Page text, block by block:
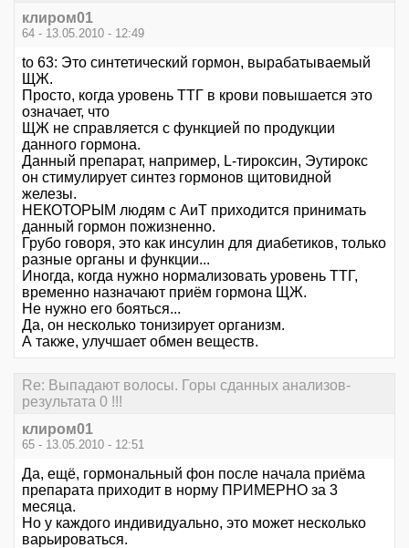
клиром01
64 - 13.05.2010 - 12:49
to 63: Это синтетический гормон, вырабатываемый
ЩЖ.
Просто, когда уровень ТТГ в крови повышается это
означает, что
ЩЖ не справляется с функцией по продукции
данного гормона.
Данный препарат, например, L-тироксин, Эутирокс
он стимулирует синтез гормонов щитовидной
железы.
НЕКОТОРЫМ людям с АиТ приходится принимать
данный гормон пожизненно.
Грубо говоря, это как инсулин для диабетиков, только
разные органы и функции...
Иногда, когда нужно нормализовать уровень ТТГ,
временно назначают приём гормона ЩЖ.
Не нужно его бояться...
Да, он несколько тонизирует организм.
А также, улучшает обмен веществ.
Re: Выпадают волосы. Горы сданных анализов-
результата 0 !!!
клиром01
65 - 13.05.2010 - 12:51
Да, ещё, гормональный фон после начала приёма
препарата приходит в норму ПРИМЕРНО за 3
месяца.
Но у каждого индивидуально, это может несколько
варьироваться.